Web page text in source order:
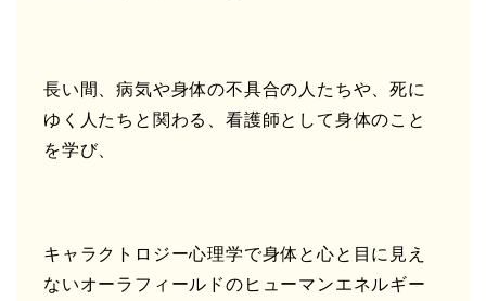
長い間、病気や身体の不具合の人たちや、死に
ゆく人たちと関わる、看護師として身体のこと
を学び、
キャラクトロジー心理学で身体と心と目に見え
ないオーラフィールドのヒューマンエネルギー